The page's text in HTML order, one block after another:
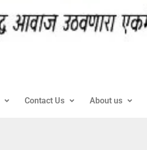
Contact Us About us